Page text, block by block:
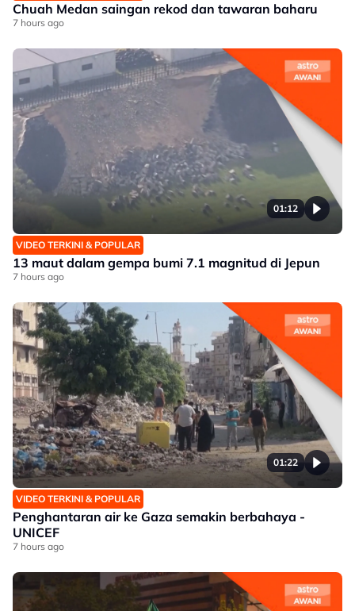
Chuah Medan saingan rekod dan tawaran baharu
7 hours ago
01:12
VIDEO TERKINI & POPULAR
13 maut dalam gempa bumi 7.1 magnitud di Jepun
7 hours ago
01:22
VIDEO TERKINI & POPULAR
Penghantaran air ke Gaza semakin berbahaya -
UNICEF
7 hours ago